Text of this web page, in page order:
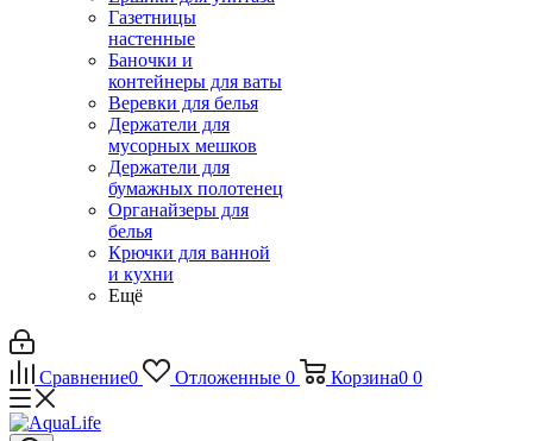
Газетницы
настенные
Баночки и
контейнеры для ваты
Веревки для белья
Держатели для
мусорных мешков
Держатели для
бумажных полотенец
Органайзеры для
белья
Крючки для ванной
и кухни
Ещё
Сравнение0 Отложенные 0 Корзина0 0